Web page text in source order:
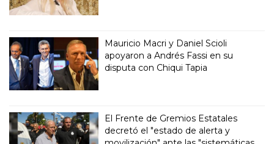
Mauricio Macri y Daniel Scioli
apoyaron a Andrés Fassi en su
disputa con Chiqui Tapia
El Frente de Gremios Estatales
decretó el "estado de alerta y